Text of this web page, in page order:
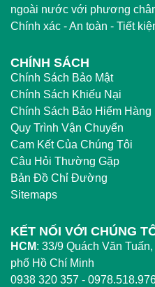
ngoài nước với phương
Chính xác - An toàn - Tiết
CHÍNH SÁCH
Chính Sách Bảo Mật
Chính Sách Khiếu Nại
Chính Sách Bảo Hiểm Hàng
Quy Trình Vận Chuyển
Cam Kết Của Chúng Tôi
Câu Hỏi Thường Gặp
Bản Đồ Chỉ Đường
Sitemaps
KẾT NỐI VỚI CHÚNG
HCM: 33/9 Quách Văn
phố Hồ Chí Minh
0938 320 357 -